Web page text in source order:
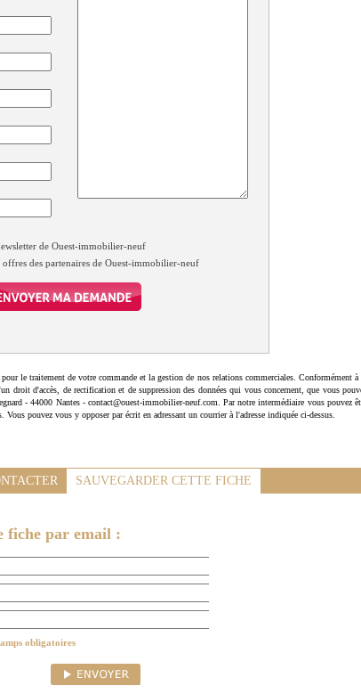
de Ouest-immobilier-neuf
offres des partenaires de Ouest-immobilier-neuf
le traitement de votre commande et la gestion de nos relations commerciales. Conformément à
d'accès, de rectification et de suppression des données qui vous concernent, que vous
- 44000 Nantes - contact@ouest-immobilier-neuf.com. Par notre intermédiaire vous pouvez
pouvez vous y opposer par écrit en adressant un courrier à l'adresse indiquée ci-dessus.
SAUVEGARDER CETTE FICHE
fiche par email :
obligatoires